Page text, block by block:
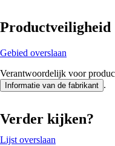
Productveiligheid
Gebied overslaan
Verantwoordelijk voor
Informatie van de fabrikant .
Verder kijken?
Lijst overslaan